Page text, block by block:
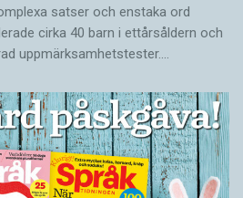
satser och enstaka ord
cirka 40 barn i ettårsåldern och
uppmärksamhetstester.…